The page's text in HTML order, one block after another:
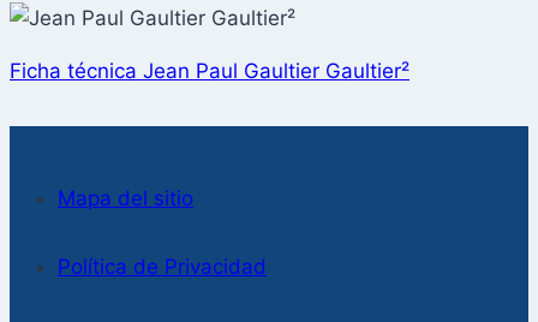
Ficha técnica Jean Paul Gaultier Gaultier²
Mapa del sitio
Política de Privacidad